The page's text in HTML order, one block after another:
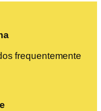
frequentemente